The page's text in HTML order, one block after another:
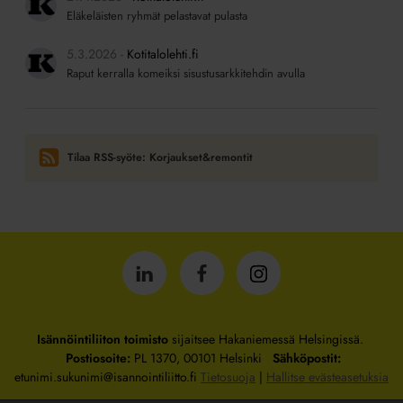
Eläkeläisten ryhmät pelastavat pulasta
5.3.2026 Kotitalolehti.fi
Raput kerralla komeiksi sisustusarkkitehdin avulla
Tilaa RSS-syöte: Korjaukset&remontit
IsännöintiliittoIsännöintiliittoIsännöintiliitto
Isännöintiliiton toimistosijaitsee Hakaniemessä Helsingissä.
Postiosoite: PL 1370, 00101 Helsinki Sähköpostit:
etunimi.sukunimi@isannointiliitto.fi Tietosuoja | Hallitse evästeasetuksia